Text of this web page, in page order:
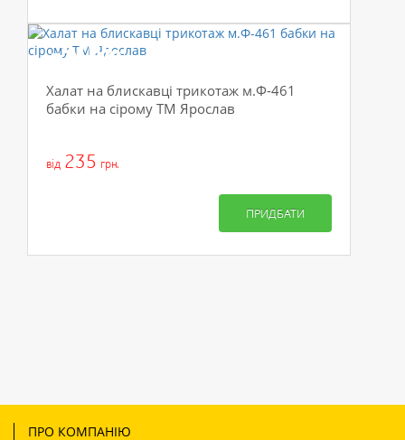
-50%
Халат на блискавці трикотаж м.Ф-461
бабки на сірому ТМ Ярослав
від 235 грн.
ПРИДБАТИ
ПРО КОМПАНІЮ